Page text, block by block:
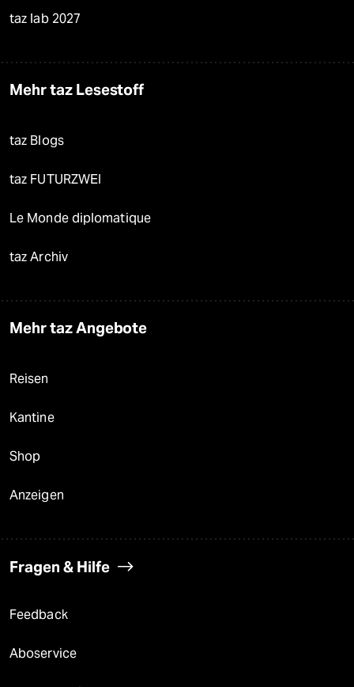
taz lab 2027
Mehr taz Lesestoff
taz Blogs
taz FUTURZWEI
Le Monde diplomatique
taz Archiv
Mehr taz Angebote
Reisen
Kantine
Shop
Anzeigen
Fragen & Hilfe
Feedback
Aboservice